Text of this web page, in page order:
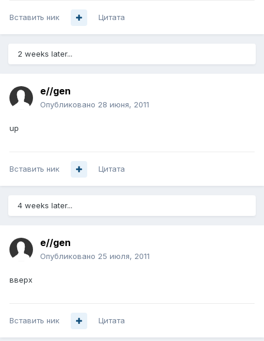
Вставить ник Цитата
2 weeks later...
e//gen
Опубликовано 28 июня, 2011
up
Вставить ник Цитата
4 weeks later...
e//gen
Опубликовано 25 июля, 2011
вверх
Вставить ник Цитата